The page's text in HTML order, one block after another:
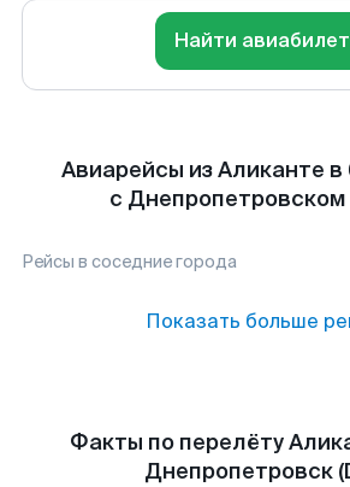
Найти
Авиарейсы из Аликанте
с Днепропетровском
Рейсы в соседние города
Показать больше
Факты по перелёту
Днепропетровск